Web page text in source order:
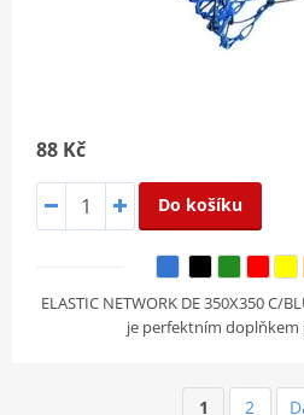
88 Kč
Do košíku
ELASTIC NETWORK DE 350X350 C/
je perfektním
1 2